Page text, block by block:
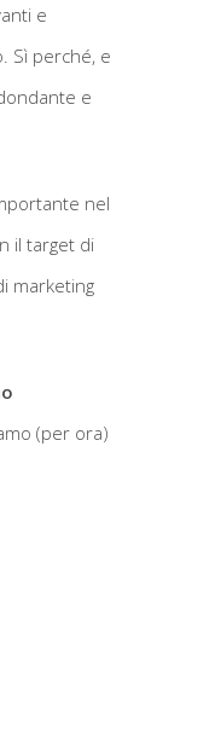
e
Sì perché, e
e
nel
il target di
marketing
(per ora)